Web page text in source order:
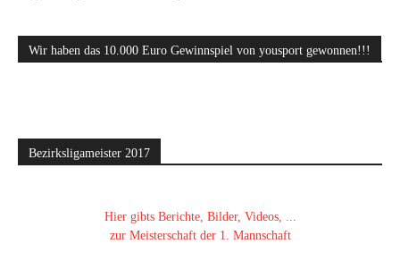
Wir haben das 10.000 Euro Gewinnspiel von yousport gewonnen!!!
Bezirksligameister 2017
Hier gibts Berichte, Bilder, Videos, ...
zur Meisterschaft der 1. Mannschaft